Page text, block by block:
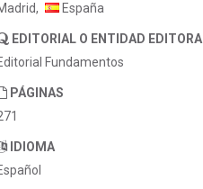
España
EDITORIAL O ENTIDAD EDITORA
Fundamentos
PÁGINAS
IDIOMA